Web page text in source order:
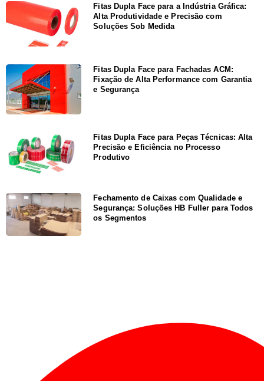
Fitas Dupla Face para a Indústria Gráfica:
Alta Produtividade e Precisão com
Soluções Sob Medida
Fitas Dupla Face para Fachadas ACM:
Fixação de Alta Performance com Garantia
e Segurança
Fitas Dupla Face para Peças Técnicas: Alta
Precisão e Eficiência no Processo
Produtivo
Fechamento de Caixas com Qualidade e
Segurança: Soluções HB Fuller para Todos
os Segmentos